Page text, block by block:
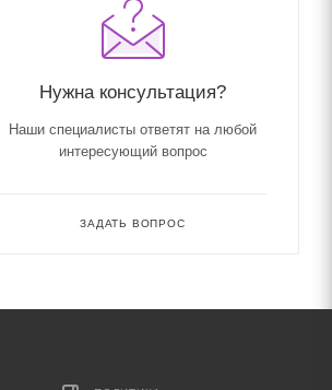
Нужна консультация?
Наши специалисты ответят на любой
интересующий вопрос
ЗАДАТЬ ВОПРОС